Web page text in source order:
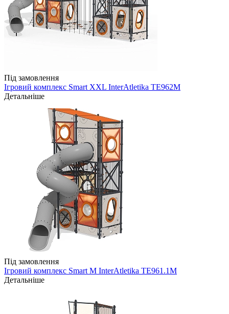
Під замовлення
Ігровий комплекс Smart XXL InterAtletika TE962M
Детальніше
Під замовлення
Ігровий комплекс Smart M InterAtletika TE961.1M
Детальніше